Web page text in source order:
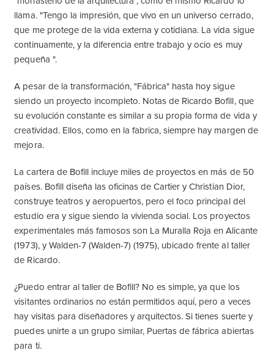
llama. "Tengo la impresión, que vivo en un universo cerrado,
que me protege de la vida externa y cotidiana. La vida sigue
continuamente, y la diferencia entre trabajo y ocio es muy
pequeña ".
A pesar de la transformación, "Fábrica" ​​hasta hoy sigue
siendo un proyecto incompleto. Notas de Ricardo Bofill, que
su evolución constante es similar a su propia forma de vida y
creatividad. Ellos, como en la fabrica, siempre hay margen de
mejora.
La cartera de Bofill incluye miles de proyectos en más de 50
países. Bofill diseña las oficinas de Cartier y Christian Dior,
construye teatros y aeropuertos, pero el foco principal del
estudio era y sigue siendo la vivienda social. Los proyectos
experimentales más famosos son La Muralla Roja en Alicante
(1973), y Walden-7 (Walden-7) (1975), ubicado frente al taller
de Ricardo.
¿Puedo entrar al taller de Bofill? No es simple, ya que los
visitantes ordinarios no están permitidos aquí, pero a veces
hay visitas para diseñadores y arquitectos. Si tienes suerte y
puedes unirte a un grupo similar, Puertas de fábrica abiertas
para ti.